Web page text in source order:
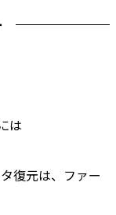
は
復元は、ファー